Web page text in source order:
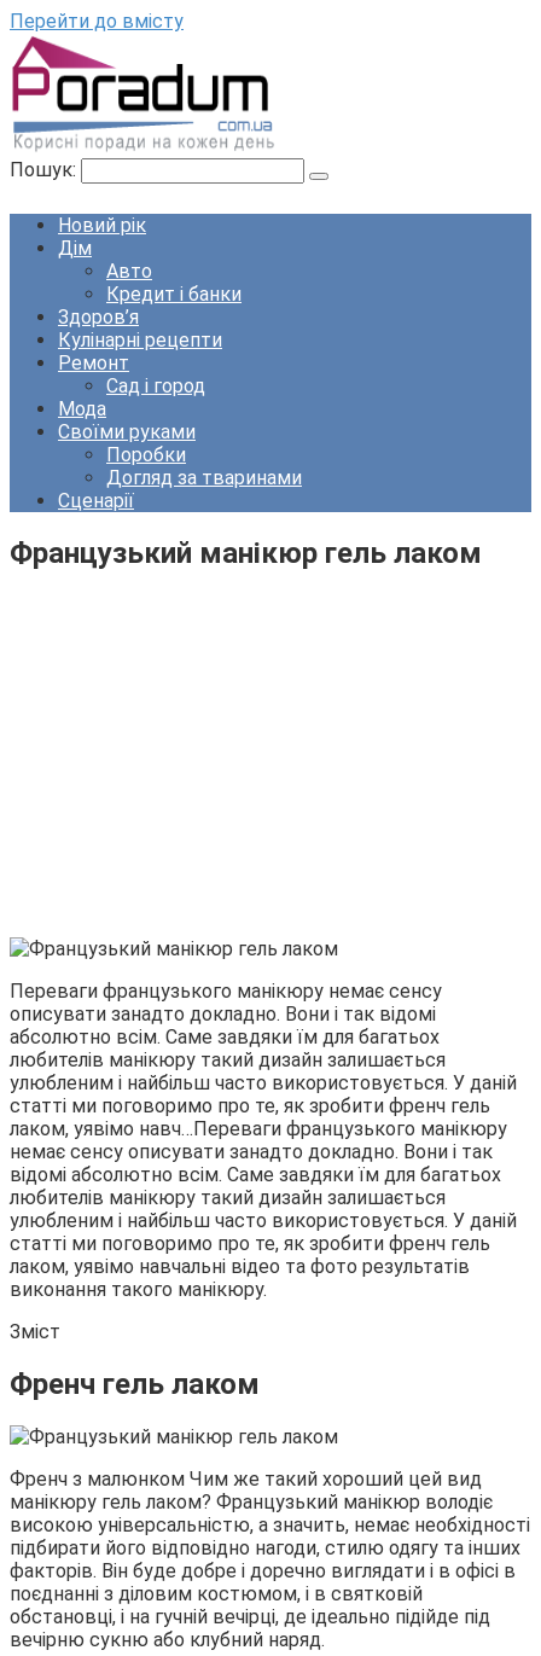
Перейти до вмісту
Пошук:
Новий рік
Дім
Авто
Кредит і банки
Здоров’я
Кулінарні рецепти
Ремонт
Сад і город
Мода
Своїми руками
Поробки
Догляд за тваринами
Сценарії
Французький манікюр гель лаком
Переваги французького манікюру немає сенсу
описувати занадто докладно. Вони і так відомі
абсолютно всім. Саме завдяки їм для багатьох
любителів манікюру такий дизайн залишається
улюбленим і найбільш часто використовується. У даній
статті ми поговоримо про те, як зробити френч гель
лаком, уявімо навч…Переваги французького манікюру
немає сенсу описувати занадто докладно. Вони і так
відомі абсолютно всім. Саме завдяки їм для багатьох
любителів манікюру такий дизайн залишається
улюбленим і найбільш часто використовується. У даній
статті ми поговоримо про те, як зробити френч гель
лаком, уявімо навчальні відео та фото результатів
виконання такого манікюру.
Зміст
Френч гель лаком
Френч з малюнком Чим же такий хороший цей вид
манікюру гель лаком? Французький манікюр володіє
високою універсальністю, а значить, немає необхідності
підбирати його відповідно нагоди, стилю одягу та інших
факторів. Він буде добре і доречно виглядати і в офісі в
поєднанні з діловим костюмом, і в святковій
обстановці, і на гучній вечірці, де ідеально підійде під
вечірню сукню або клубний наряд.